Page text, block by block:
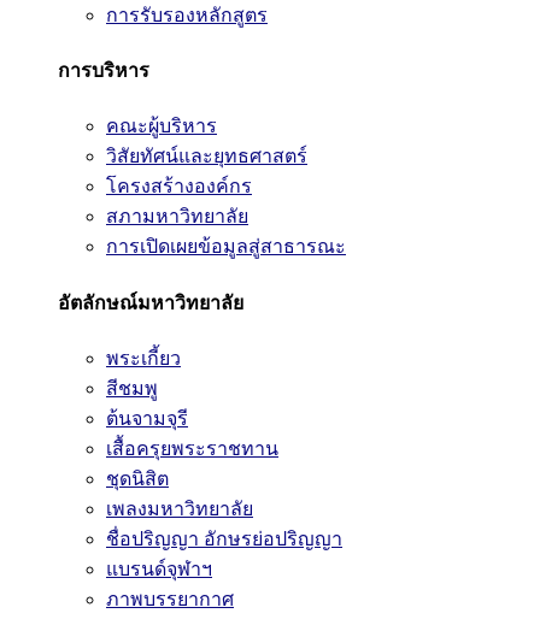
การรับรองหลักสูตร
การบริหาร
คณะผู้บริหาร
วิสัยทัศน์และยุทธศาสตร์
โครงสร้างองค์กร
สภามหาวิทยาลัย
การเปิดเผยข้อมูลสู่สาธารณะ
อัตลักษณ์มหาวิทยาลัย
พระเกี้ยว
สีชมพู
ต้นจามจุรี
เสื้อครุยพระราชทาน
ชุดนิสิต
เพลงมหาวิทยาลัย
ชื่อปริญญา อักษรย่อปริญญา
แบรนด์จุฬาฯ
ภาพบรรยากาศ